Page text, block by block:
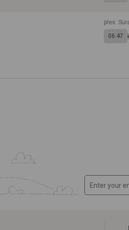
přes:
06:47